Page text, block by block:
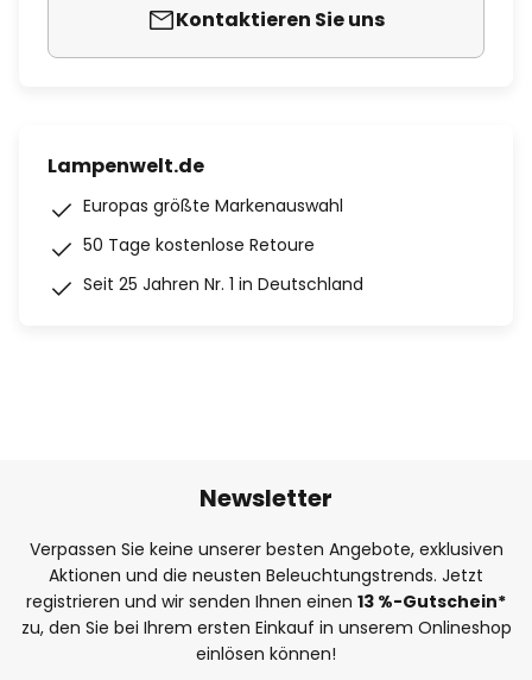
Kontaktieren Sie uns
Lampenwelt.de
Europas größte Markenauswahl
50 Tage kostenlose Retoure
Seit 25 Jahren Nr. 1 in Deutschland
Newsletter
Verpassen Sie keine unserer besten Angebote, exklusiven
Aktionen und die neusten Beleuchtungstrends. Jetzt
registrieren und wir senden Ihnen einen 13 %-Gutschein*
zu, den Sie bei Ihrem ersten Einkauf in unserem Onlineshop
einlösen können!